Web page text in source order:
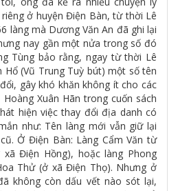
ở huyện Điện Bàn, từ thời Lê
làng mà Dương Văn An đã ghi lại
nay gần một nửa trong số đó
Tùng bảo rằng, ngay từ thời Lê
(Vũ Trung Tuỳ bút) một số tên
gây khó khăn không ít cho các
Xuân Hãn trong cuốn sách
hiện việc thay đổi địa danh có
như: Tên làng mới vẫn giữ lại
Ở Điện Bàn: Làng Cẩm Văn từ
Điện Hồng), hoặc làng Phong
Thử (ở xã Điện Thọ). Nhưng ở
không còn dấu vết nào sót lại,